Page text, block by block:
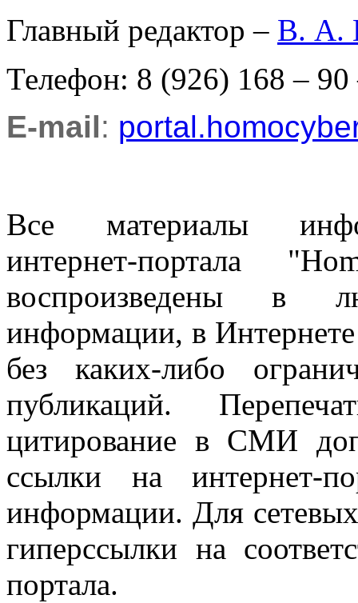
Главный редактор – В. А.
Телефон: 8 (926) 168 – 90
E-mail:
Все материалы
интернет-портала
воспроизведены в
информации, в
без каких-либо
публикаций.
цитирование в СМИ
ссылки на интернет-
информации. Для
гиперссылки на
портала.